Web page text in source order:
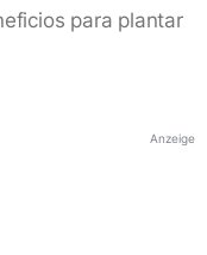
para plantar
Anzeige